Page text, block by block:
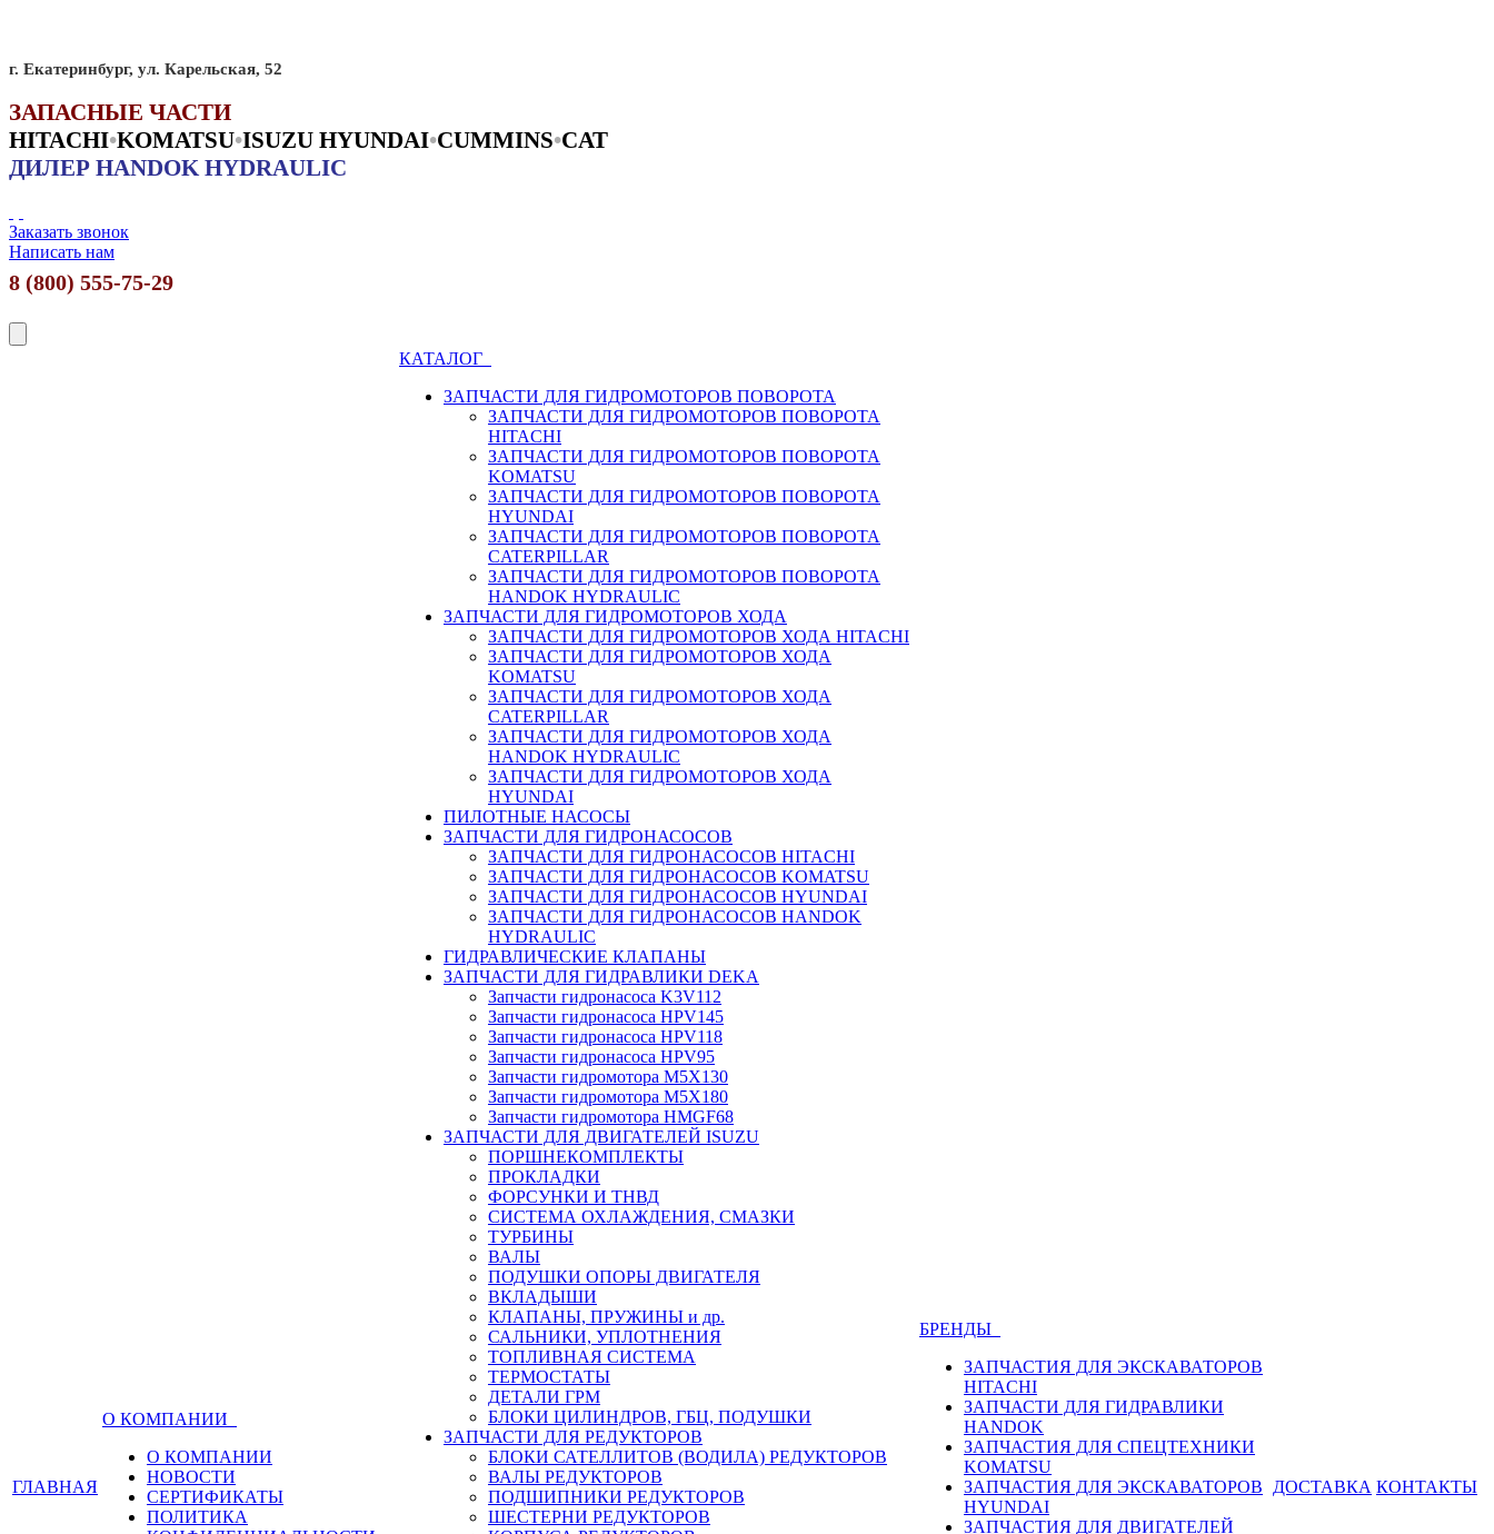
г. Екатеринбург, ул. Карельская, 52
ЗАПАСНЫЕ ЧАСТИ
HITACHI•KOMATSU•ISUZU HYUNDAI•CUMMINS•CAT
ДИЛЕР HANDOK HYDRAULIC
Заказать звонок
Написать нам
8 (800) 555-75-29
ГЛАВНАЯ
О КОМПАНИИ
О КОМПАНИИ
НОВОСТИ
СЕРТИФИКАТЫ
ПОЛИТИКА
КАТАЛОГ
ЗАПЧАСТИ ДЛЯ ГИДРОМОТОРОВ ПОВОРОТА
ЗАПЧАСТИ ДЛЯ ГИДРОМОТОРОВ ПОВОРОТА
HITACHI
ЗАПЧАСТИ ДЛЯ ГИДРОМОТОРОВ ПОВОРОТА
KOMATSU
ЗАПЧАСТИ ДЛЯ ГИДРОМОТОРОВ ПОВОРОТА
HYUNDAI
ЗАПЧАСТИ ДЛЯ ГИДРОМОТОРОВ ПОВОРОТА
CATERPILLAR
ЗАПЧАСТИ ДЛЯ ГИДРОМОТОРОВ ПОВОРОТА
HANDOK HYDRAULIC
ЗАПЧАСТИ ДЛЯ ГИДРОМОТОРОВ ХОДА
ЗАПЧАСТИ ДЛЯ ГИДРОМОТОРОВ ХОДА HITACHI
ЗАПЧАСТИ ДЛЯ ГИДРОМОТОРОВ ХОДА
KOMATSU
ЗАПЧАСТИ ДЛЯ ГИДРОМОТОРОВ ХОДА
CATERPILLAR
ЗАПЧАСТИ ДЛЯ ГИДРОМОТОРОВ ХОДА
HANDOK HYDRAULIC
ЗАПЧАСТИ ДЛЯ ГИДРОМОТОРОВ ХОДА
HYUNDAI
ПИЛОТНЫЕ НАСОСЫ
ЗАПЧАСТИ ДЛЯ ГИДРОНАСОСОВ
ЗАПЧАСТИ ДЛЯ ГИДРОНАСОСОВ HITACHI
ЗАПЧАСТИ ДЛЯ ГИДРОНАСОСОВ KOMATSU
ЗАПЧАСТИ ДЛЯ ГИДРОНАСОСОВ HYUNDAI
ЗАПЧАСТИ ДЛЯ ГИДРОНАСОСОВ HANDOK
HYDRAULIC
ГИДРАВЛИЧЕСКИЕ КЛАПАНЫ
ЗАПЧАСТИ ДЛЯ ГИДРАВЛИКИ DEKA
Запчасти гидронасоса K3V112
Запчасти гидронасоса HPV145
Запчасти гидронасоса HPV118
Запчасти гидронасоса HPV95
Запчасти гидромотора M5X130
Запчасти гидромотора M5X180
Запчасти гидромотора HMGF68
ЗАПЧАСТИ ДЛЯ ДВИГАТЕЛЕЙ ISUZU
ПОРШНЕКОМПЛЕКТЫ
ПРОКЛАДКИ
ФОРСУНКИ И ТНВД
СИСТЕМА ОХЛАЖДЕНИЯ, СМАЗКИ
ТУРБИНЫ
ВАЛЫ
ПОДУШКИ ОПОРЫ ДВИГАТЕЛЯ
ВКЛАДЫШИ
КЛАПАНЫ, ПРУЖИНЫ и др.
САЛЬНИКИ, УПЛОТНЕНИЯ
ТОПЛИВНАЯ СИСТЕМА
ТЕРМОСТАТЫ
ДЕТАЛИ ГРМ
БЛОКИ ЦИЛИНДРОВ, ГБЦ, ПОДУШКИ
ЗАПЧАСТИ ДЛЯ РЕДУКТОРОВ
БЛОКИ САТЕЛЛИТОВ (ВОДИЛА) РЕДУКТОРОВ
ВАЛЫ РЕДУКТОРОВ
ПОДШИПНИКИ РЕДУКТОРОВ
ШЕСТЕРНИ РЕДУКТОРОВ
БРЕНДЫ
ЗАПЧАСТИЯ ДЛЯ ЭКСКАВАТОРОВ
HITACHI
ЗАПЧАСТИ ДЛЯ ГИДРАВЛИКИ
HANDOK
ЗАПЧАСТИЯ ДЛЯ СПЕЦТЕХНИКИ
KOMATSU
ЗАПЧАСТИЯ ДЛЯ ЭКСКАВАТОРОВ
HYUNDAI
ЗАПЧАСТИЯ ДЛЯ ДВИГАТЕЛЕЙ
ДОСТАВКА КОНТАКТЫ